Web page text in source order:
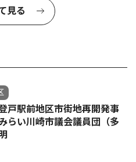
見る
戸駅前地区市街地再開発事
らい川崎市議会議員団（多